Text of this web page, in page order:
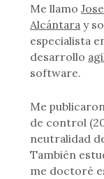
Me llamoJose
Alcántara y
especialista
desarrollo
software.
Me
de control
neutralidad
También
me doctoré